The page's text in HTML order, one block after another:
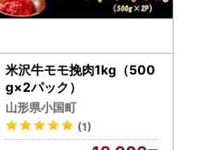
米沢牛モモ挽肉1kg（500
g×2パック）
山形県小国町
(1)